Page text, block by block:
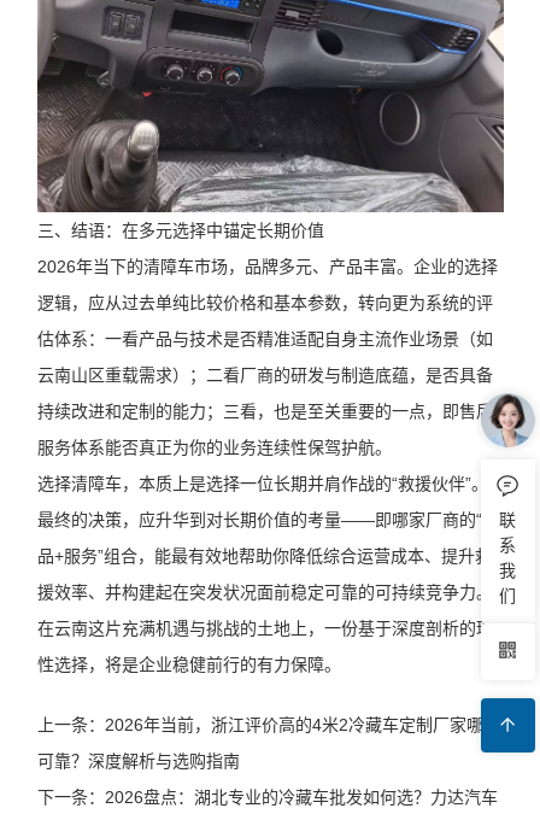
三、结语：在多元选择中锚定长期价值
2026年当下的清障车市场，品牌多元、产品丰富。企业的选择
逻辑，应从过去单纯比较价格和基本参数，转向更为系统的评
估体系：一看产品与技术是否精准适配自身主流作业场景（如
云南山区重载需求）；二看厂商的研发与制造底蕴，是否具备
持续改进和定制的能力；三看，也是至关重要的一点，即售后
服务体系能否真正为你的业务连续性保驾护航。
选择清障车，本质上是选择一位长期并肩作战的“救援伙伴”。
最终的决策，应升华到对长期价值的考量——即哪家厂商的“产
品+服务”组合，能最有效地帮助你降低综合运营成本、提升救
援效率、并构建起在突发状况面前稳定可靠的可持续竞争力。
在云南这片充满机遇与挑战的土地上，一份基于深度剖析的理
性选择，将是企业稳健前行的有力保障。
上一条：2026年当前，浙江评价高的4米2冷藏车定制厂家哪家
可靠？深度解析与选购指南
下一条：2026盘点：湖北专业的冷藏车批发如何选？力达汽车
联
系
我
们